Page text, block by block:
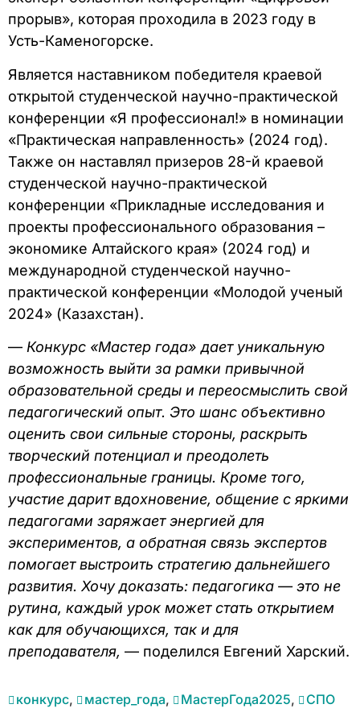
прорыв», которая проходила в 2023 году в
Усть-Каменогорске.
Является наставником победителя краевой
открытой студенческой научно-практической
конференции «Я профессионал!» в номинации
«Практическая направленность» (2024 год).
Также он наставлял призеров 28-й краевой
студенческой научно-практической
конференции «Прикладные исследования и
проекты профессионального образования –
экономике Алтайского края» (2024 год) и
международной студенческой научно-
практической конференции «Молодой ученый
2024» (Казахстан).
— Конкурс «Мастер года» дает уникальную
возможность выйти за рамки привычной
образовательной среды и переосмыслить свой
педагогический опыт. Это шанс объективно
оценить свои сильные стороны, раскрыть
творческий потенциал и преодолеть
профессиональные границы. Кроме того,
участие дарит вдохновение, общение с яркими
педагогами заряжает энергией для
экспериментов, а обратная связь экспертов
помогает выстроить стратегию дальнейшего
развития. Хочу доказать: педагогика — это не
рутина, каждый урок может стать открытием
как для обучающихся, так и для
преподавателя, — поделился Евгений Харский.
конкурс, мастер_года, МастерГода2025, СПО